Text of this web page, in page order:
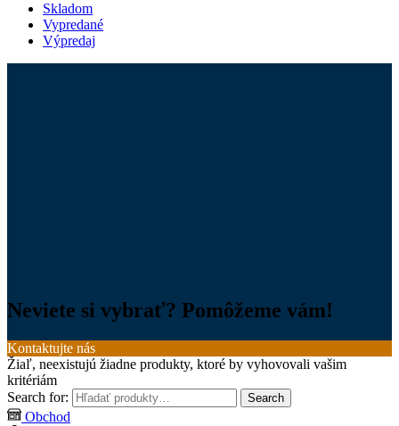
Skladom
Vypredané
Výpredaj
Neviete si vybrať? Pomôžeme vám!
Kontaktujte nás
Žiaľ, neexistujú žiadne produkty, ktoré by vyhovovali vašim
kritériám
Search for:
Search
Obchod